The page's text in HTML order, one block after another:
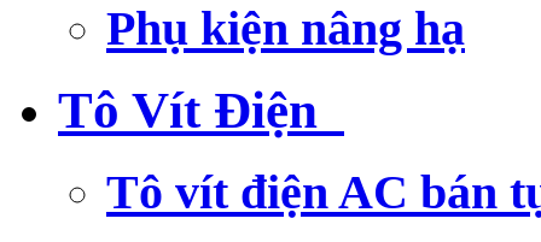
Phụ kiện nâng hạ
Tô Vít Điện
Tô vít điện AC bán